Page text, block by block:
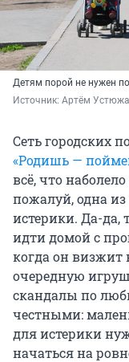
Детям порой не нужен
Источник: Артём
Сеть городских
«Родишь —
всё, что
пожалуй, одна
истерики. Да-да,
идти домой с
когда он визжит
очередную
скандалы по
честными:
для истерики
начаться на